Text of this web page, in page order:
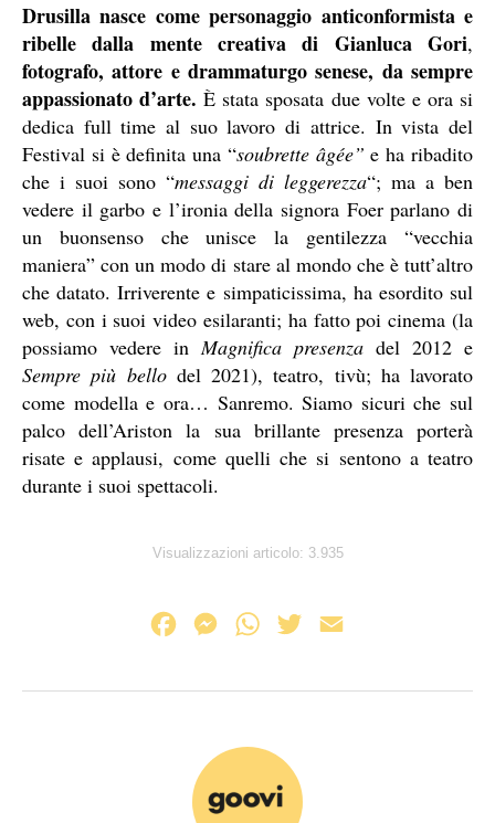
Drusilla nasce come personaggio anticonformista e
ribelle dalla mente creativa di Gianluca Gori,
fotografo, attore e drammaturgo senese, da sempre
appassionato d’arte. È stata sposata due volte e ora si
dedica full time al suo lavoro di attrice. In vista del
Festival si è definita una “soubrette âgée”e ha ribadito
che i suoi sono “messaggi di leggerezza“; ma a ben
vedere il garbo e l’ironia della signora Foer parlano di
un buonsenso che unisce la gentilezza “vecchia
maniera” con un modo di stare al mondo che è tutt’altro
che datato. Irriverente e simpaticissima, ha esordito sul
web, con i suoi video esilaranti; ha fatto poi cinema (la
possiamo vedere inMagnifica presenza del 2012 e
Sempre più bellodel 2021), teatro, tivù; ha lavorato
come modella e ora… Sanremo. Siamo sicuri che sul
palco dell’Ariston la sua brillante presenza porterà
risate e applausi, come quelli che si sentono a teatro
durante i suoi spettacoli.
Visualizzazioni articolo: 3.935
c
M
s
e
n
W
a
s
A
i
a